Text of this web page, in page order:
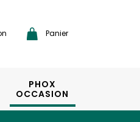
Panier
PHOX
OCCASION